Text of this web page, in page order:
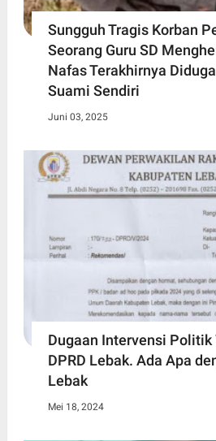
Sungguh Tragis Korban
Seorang Guru SD
Nafas Terakhirnya
Suami Sendiri
Juni 03, 2025
Dugaan Intervensi Politik
DPRD Lebak. Ada Apa
Lebak
Mei 18, 2024